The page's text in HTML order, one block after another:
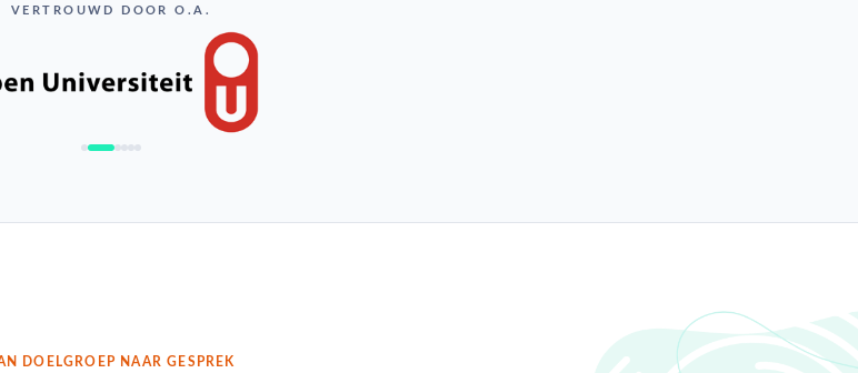
VERTROUWD DOOR O.A.
DOELGROEP NAAR GESPREK